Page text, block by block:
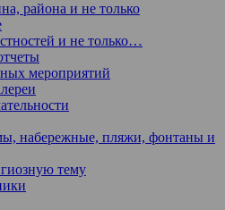
района и не только
и не только…
мероприятий
набережные, пляжи, фонтаны и
тему